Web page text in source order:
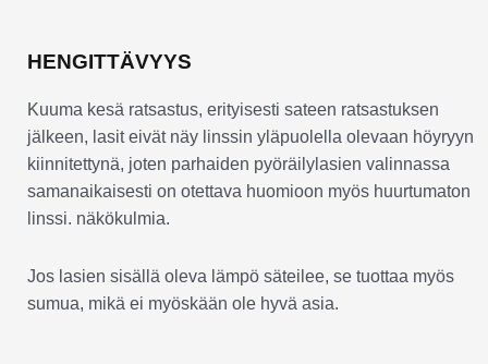
HENGITTÄVYYS
Kuuma kesä ratsastus, erityisesti sateen ratsastuksen
jälkeen, lasit eivät näy linssin yläpuolella olevaan höyryyn
kiinnitettynä, joten parhaiden pyöräilylasien valinnassa
samanaikaisesti on otettava huomioon myös huurtumaton
linssi. näkökulmia.
Jos lasien sisällä oleva lämpö säteilee, se tuottaa myös
sumua, mikä ei myöskään ole hyvä asia.